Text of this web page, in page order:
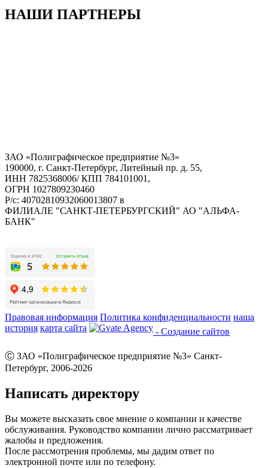
НАШИ ПАРТНЕРЫ
ЗАО «Полиграфическое предприятие №3»
190000, г. Санкт-Петербург, Литейный пр. д. 55,
ИНН 7825368006/ КПП 784101001,
ОГРН 1027809230460
Р/с: 40702810932060013807 в
ФИЛИАЛЕ "САНКТ-ПЕТЕРБУРГСКИЙ" АО "АЛЬФА-
БАНК"
Правовая информация Политика конфиденциальности наша
история карта сайта - Создание сайтов
Ⓒ ЗАО «Полиграфическое предприятие №3» Санкт-
Петербург, 2006-2026
Написать директору
Вы можете высказать свое мнение о компании и качестве
обслуживания. Руководство компании лично рассматривает
жалобы и предложения.
После рассмотрения проблемы, мы дадим ответ по
электронной почте или по телефону.